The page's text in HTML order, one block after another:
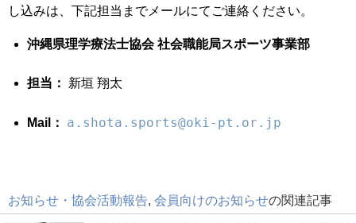
し込みは、下記担当までメールにてご連絡ください。
沖縄県理学療法士協会 社会職能局スポーツ事業部
担当： 新垣 翔太
Mail： a.shota.sports@oki-pt.or.jp
お知らせ・協会活動報告 会員向けのお知らせの関連記事